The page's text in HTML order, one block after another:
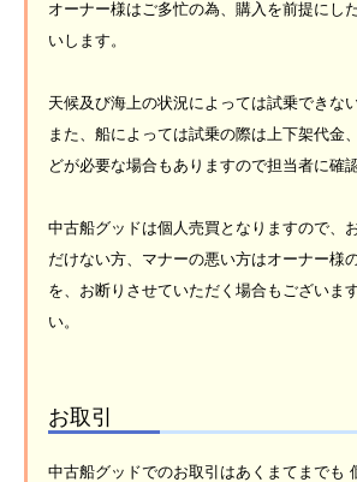
オーナー様はご多忙の為、購入を前提にし
いします。
天候及び海上の状況によっては試乗できな
また、船によっては試乗の際は上下架代金
どが必要な場合もありますので担当者に確
中古船グッドは個人売買となりますので、
だけない方、マナーの悪い方はオーナー様
を、お断りさせていただく場合もございま
い。
お取引
中古船グッドでのお取引はあくまてまでも